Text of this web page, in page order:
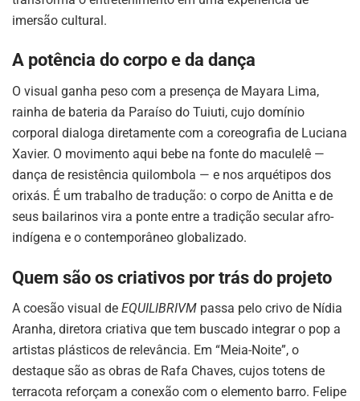
imersão cultural.
A potência do corpo e da dança
O visual ganha peso com a presença de Mayara Lima,
rainha de bateria da Paraíso do Tuiuti, cujo domínio
corporal dialoga diretamente com a coreografia de Luciana
Xavier. O movimento aqui bebe na fonte do maculelê —
dança de resistência quilombola — e nos arquétipos dos
orixás. É um trabalho de tradução: o corpo de Anitta e de
seus bailarinos vira a ponte entre a tradição secular afro-
indígena e o contemporâneo globalizado.
Quem são os criativos por trás do projeto
A coesão visual de EQUILIBRIVM passa pelo crivo de Nídia
Aranha, diretora criativa que tem buscado integrar o pop a
artistas plásticos de relevância. Em “Meia-Noite”, o
destaque são as obras de Rafa Chaves, cujos totens de
terracota reforçam a conexão com o elemento barro. Felipe